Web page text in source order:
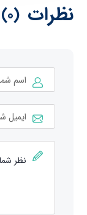
نظرات (0)